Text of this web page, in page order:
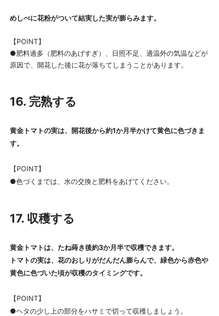
めしべに花粉がついて結実した実が膨らみます。
【POINT】
●肥料過多（肥料のあげすぎ）、日照不足、適温外の気温などが
原因で、開花した後に花が落ちてしまうことがあります。
16. 完熟する
黄金トマトの実は、開花後から約1か月半かけて黄色に色づきま
す。
【POINT】
●色づくまでは、水の交換と肥料をあげてください。
17. 収穫する
黄金トマトは、たね蒔き後約3か月半で収穫できます。
トマトの実は、花のおしりがだんだん膨らんで、緑色から赤色や
黄色に色づいた頃が収穫のタイミングです。
【POINT】
●ヘタの少し上の部分をハサミで切って収穫しましょう。